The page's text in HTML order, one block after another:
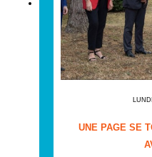
UNE PAGE SE